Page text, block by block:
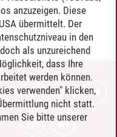
anzuzeigen. Diese
übermittelt. Der
in den
als unzureichend
dass Ihre
werden können.
verwenden" klicken,
nicht statt.
Sie bitte unserer